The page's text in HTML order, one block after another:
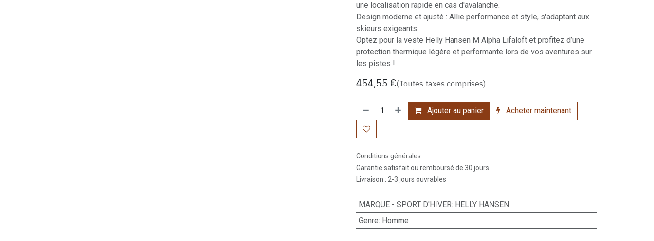
une localisation rapide en cas d'avalanche.
Design moderne et ajusté : Allie performance et style, s'adaptant aux
skieurs exigeants.
Optez pour la veste Helly Hansen M Alpha Lifaloft et profitez d’une
protection thermique légère et performante lors de vos aventures sur
les pistes !
454,55 €(Toutes taxes comprises)
Ajouter au panier Acheter maintenant
Conditions générales
Garantie satisfait ou remboursé de 30 jours
Livraison : 2-3 jours ouvrables
MARQUE - SPORT D'HIVER: HELLY HANSEN
Genre: Homme